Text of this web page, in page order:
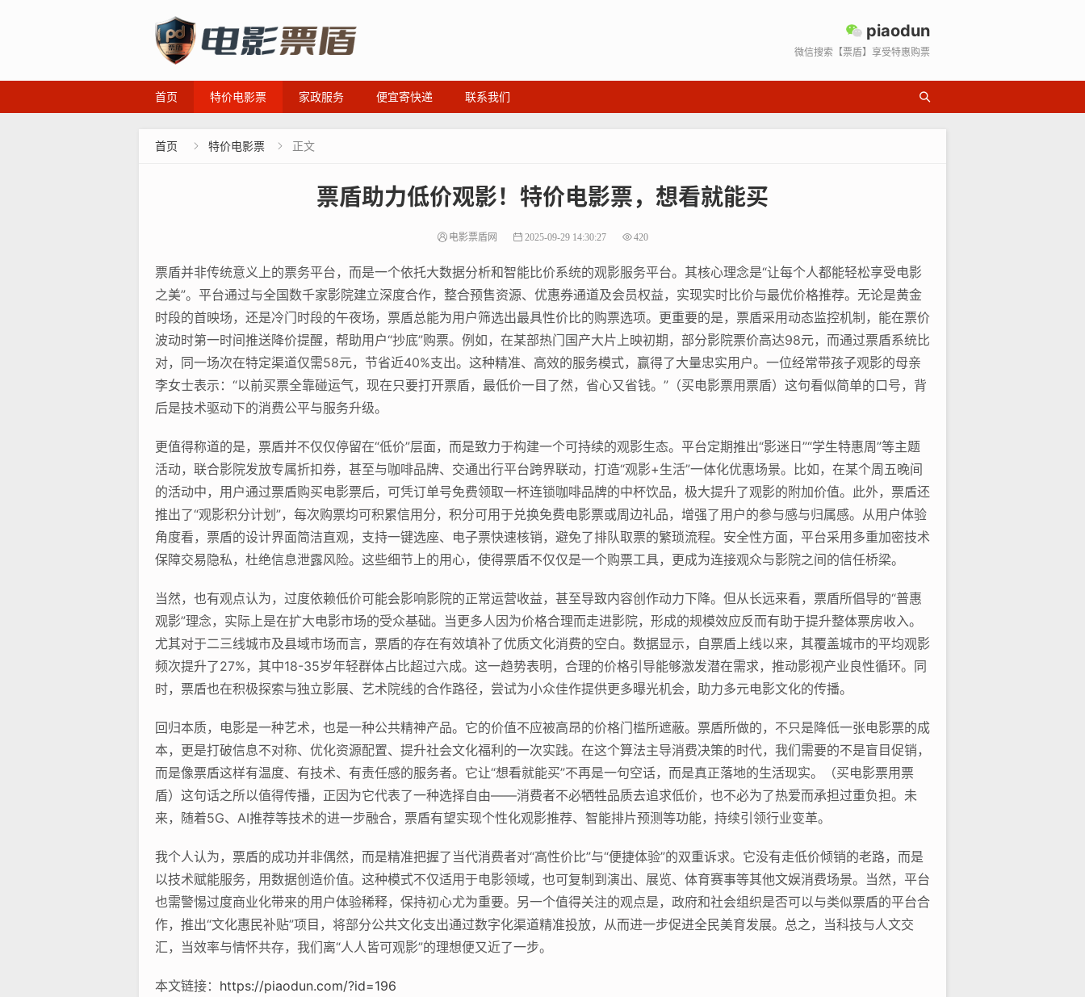
piaodun
微信搜索【票盾】享受特惠购票
首页 特价电影票 家政服务 便宜寄快递 联系我们
首页  特价电影票  正文
票盾助力低价观影！特价电影票，想看就能买
电影票盾网 2025-09-29 14:30:27 420
票盾并非传统意义上的票务平台，而是一个依托大数据分析和智能比价系统的观影服务平台。其核心理念是“让每个人都能轻松享受电影
之美”。平台通过与全国数千家影院建立深度合作，整合预售资源、优惠券通道及会员权益，实现实时比价与最优价格推荐。无论是黄金
时段的首映场，还是冷门时段的午夜场，票盾总能为用户筛选出最具性价比的购票选项。更重要的是，票盾采用动态监控机制，能在票价
波动时第一时间推送降价提醒，帮助用户“抄底”购票。例如，在某部热门国产大片上映初期，部分影院票价高达98元，而通过票盾系统比
对，同一场次在特定渠道仅需58元，节省近40%支出。这种精准、高效的服务模式，赢得了大量忠实用户。一位经常带孩子观影的母亲
李女士表示：“以前买票全靠碰运气，现在只要打开票盾，最低价一目了然，省心又省钱。”（买电影票用票盾）这句看似简单的口号，背
后是技术驱动下的消费公平与服务升级。
更值得称道的是，票盾并不仅仅停留在“低价”层面，而是致力于构建一个可持续的观影生态。平台定期推出“影迷日”“学生特惠周”等主题
活动，联合影院发放专属折扣券，甚至与咖啡品牌、交通出行平台跨界联动，打造“观影+生活”一体化优惠场景。比如，在某个周五晚间
的活动中，用户通过票盾购买电影票后，可凭订单号免费领取一杯连锁咖啡品牌的中杯饮品，极大提升了观影的附加价值。此外，票盾还
推出了“观影积分计划”，每次购票均可积累信用分，积分可用于兑换免费电影票或周边礼品，增强了用户的参与感与归属感。从用户体验
角度看，票盾的设计界面简洁直观，支持一键选座、电子票快速核销，避免了排队取票的繁琐流程。安全性方面，平台采用多重加密技术
保障交易隐私，杜绝信息泄露风险。这些细节上的用心，使得票盾不仅仅是一个购票工具，更成为连接观众与影院之间的信任桥梁。
当然，也有观点认为，过度依赖低价可能会影响影院的正常运营收益，甚至导致内容创作动力下降。但从长远来看，票盾所倡导的“普惠
观影”理念，实际上是在扩大电影市场的受众基础。当更多人因为价格合理而走进影院，形成的规模效应反而有助于提升整体票房收入。
尤其对于二三线城市及县域市场而言，票盾的存在有效填补了优质文化消费的空白。数据显示，自票盾上线以来，其覆盖城市的平均观影
频次提升了27%，其中18-35岁年轻群体占比超过六成。这一趋势表明，合理的价格引导能够激发潜在需求，推动影视产业良性循环。同
时，票盾也在积极探索与独立影展、艺术院线的合作路径，尝试为小众佳作提供更多曝光机会，助力多元电影文化的传播。
回归本质，电影是一种艺术，也是一种公共精神产品。它的价值不应被高昂的价格门槛所遮蔽。票盾所做的，不只是降低一张电影票的成
本，更是打破信息不对称、优化资源配置、提升社会文化福利的一次实践。在这个算法主导消费决策的时代，我们需要的不是盲目促销，
而是像票盾这样有温度、有技术、有责任感的服务者。它让“想看就能买”不再是一句空话，而是真正落地的生活现实。（买电影票用票
盾）这句话之所以值得传播，正因为它代表了一种选择自由——消费者不必牺牲品质去追求低价，也不必为了热爱而承担过重负担。未
来，随着5G、AI推荐等技术的进一步融合，票盾有望实现个性化观影推荐、智能排片预测等功能，持续引领行业变革。
我个人认为，票盾的成功并非偶然，而是精准把握了当代消费者对“高性价比”与“便捷体验”的双重诉求。它没有走低价倾销的老路，而是
以技术赋能服务，用数据创造价值。这种模式不仅适用于电影领域，也可复制到演出、展览、体育赛事等其他文娱消费场景。当然，平台
也需警惕过度商业化带来的用户体验稀释，保持初心尤为重要。另一个值得关注的观点是，政府和社会组织是否可以与类似票盾的平台合
作，推出“文化惠民补贴”项目，将部分公共文化支出通过数字化渠道精准投放，从而进一步促进全民美育发展。总之，当科技与人文交
汇，当效率与情怀共存，我们离“人人皆可观影”的理想便又近了一步。
本文链接： https://piaodun.com/?id=196